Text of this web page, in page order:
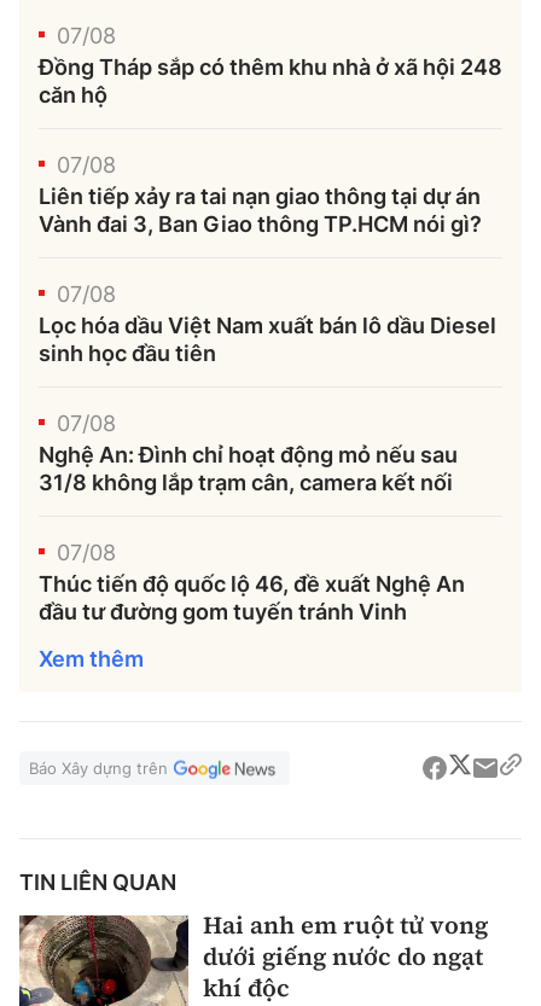
07/08
Đồng Tháp sắp có thêm khu nhà ở xã hội 248
căn hộ
07/08
Liên tiếp xảy ra tai nạn giao thông tại dự án
Vành đai 3, Ban Giao thông TP.HCM nói gì?
07/08
Lọc hóa dầu Việt Nam xuất bán lô dầu Diesel
sinh học đầu tiên
07/08
Nghệ An: Đình chỉ hoạt động mỏ nếu sau
31/8 không lắp trạm cân, camera kết nối
07/08
Thúc tiến độ quốc lộ 46, đề xuất Nghệ An
đầu tư đường gom tuyến tránh Vinh
Xem thêm
Báo Xây dựng trên
TIN LIÊN QUAN
Hai anh em ruột tử vong
dưới giếng nước do ngạt
khí độc